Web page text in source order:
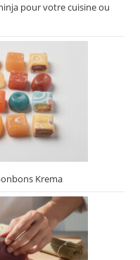
pour votre cuisine ou
Krema